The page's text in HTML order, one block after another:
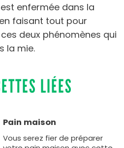
enfermée dans la
faisant tout pour
deux phénomènes qui
la mie.
LIÉES
Pain maison
Vous serez fier de préparer